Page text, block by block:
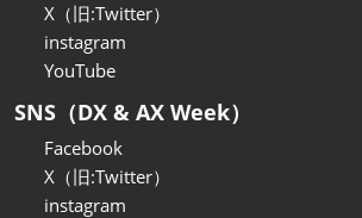
X（旧:Twitter）
instagram
YouTube
SNS（DX & AX Week）
Facebook
X（旧:Twitter）
instagram